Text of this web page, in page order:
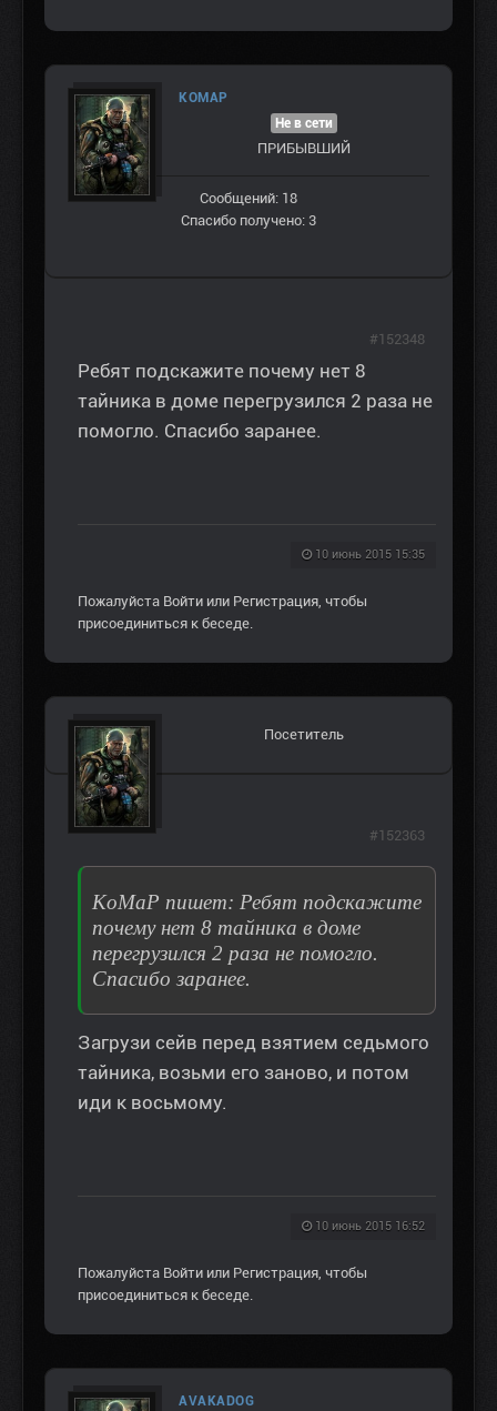
KOMAP
Не в сети
ПРИБЫВШИЙ
Сообщений: 18
Спасибо получено: 3
Ребят подскажите почему нет 8
тайника в доме перегрузился 2 раза не
помогло. Спасибо заранее.
10 июнь 2015 15:35
#152348
Пожалуйста Войти или Регистрация, чтобы
присоединиться к беседе.
Посетитель
KoMaP пишет: Ребят подскажите
почему нет 8 тайника в доме
перегрузился 2 раза не помогло.
Спасибо заранее.
Загрузи сейв перед взятием седьмого
тайника, возьми его заново, и потом
иди к восьмому.
10 июнь 2015 16:52
#152363
Пожалуйста Войти или Регистрация, чтобы
присоединиться к беседе.
AVAKADOG